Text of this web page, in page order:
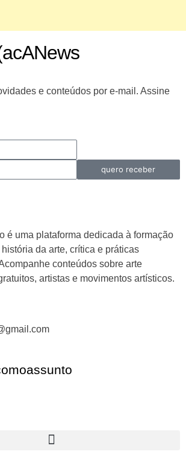
e conteúdos por e-mail. Assine
quero receber
é uma plataforma dedicada à formação
da arte, crítica e práticas
conteúdos sobre arte
artistas e movimentos artísticos.